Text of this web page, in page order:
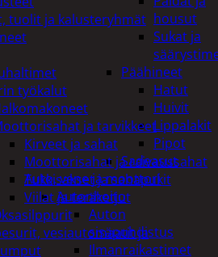
housut
Sukat ja
Päähineet
Hatut
Huivit
Lippalakit
Pipot
Sadeasut
Auto, vene ja moottori
Autonhoito
Auton
sisäpuhdistus
Ilmanraikastimet
tuolit ja kalusteryhmät
työkalut
ja tarvikkeet
Kirveet ja sahat
Moottorisahat ja raivaussahat
Tukkisakset ja sahapukit
Viilat ja teräketjut
vesiautomaatit ja